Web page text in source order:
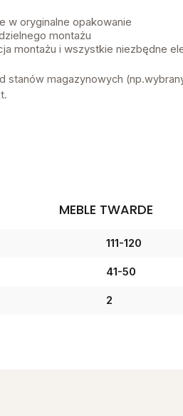
w oryginalne opakowanie
montażu
montażu i wszystkie niezbędne
stanów magazynowych
MEBLE TWARDE
111-120
41-50
2